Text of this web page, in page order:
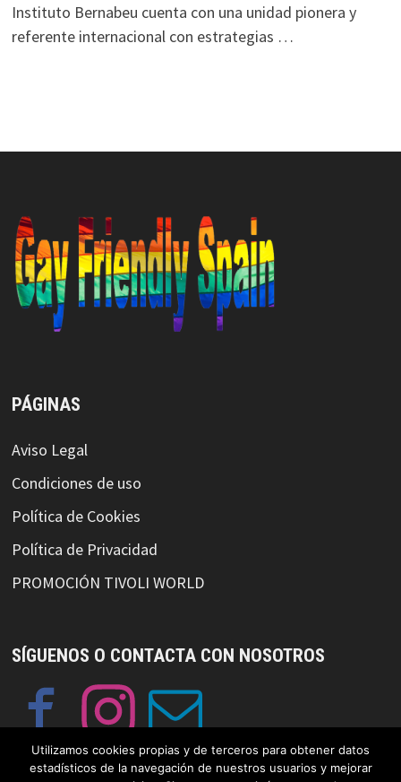
Instituto Bernabeu cuenta con una unidad pionera y
referente internacional con estrategias …
PÁGINAS
Aviso Legal
Condiciones de uso
Política de Cookies
Política de Privacidad
PROMOCIÓN TIVOLI WORLD
SÍGUENOS O CONTACTA CON NOSOTROS
Utilizamos cookies propias y de terceros para obtener datos
estadísticos de la navegación de nuestros usuarios y mejorar